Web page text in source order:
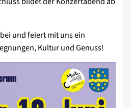
und feiert mit uns ein
Kultur und Genuss!